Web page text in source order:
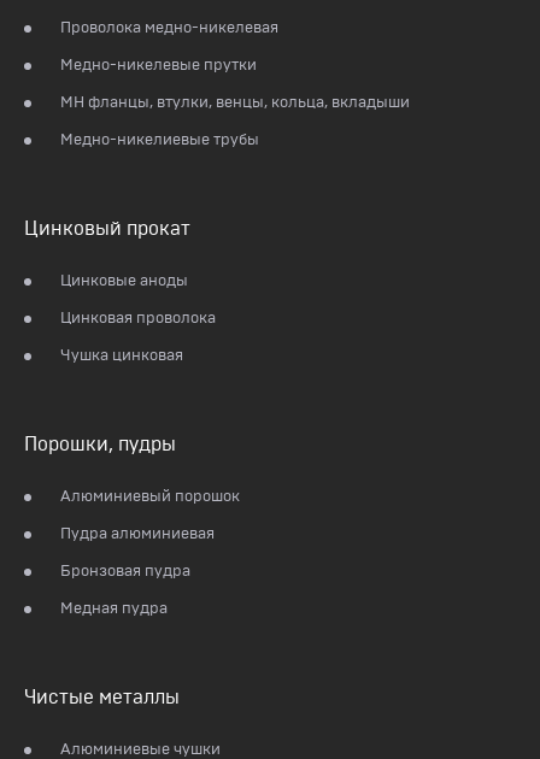
Проволока медно-никелевая
Медно-никелевые прутки
МН фланцы, втулки, венцы, кольца, вкладыши
Медно-никелиевые трубы
Цинковый прокат
Цинковые аноды
Цинковая проволока
Чушка цинковая
Порошки, пудры
Алюминиевый порошок
Пудра алюминиевая
Бронзовая пудра
Медная пудра
Чистые металлы
Алюминиевые чушки